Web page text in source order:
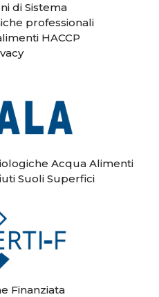
di Sistema
professionali
HACCP
Acqua Alimenti
Suoli Superfici
Finanziata